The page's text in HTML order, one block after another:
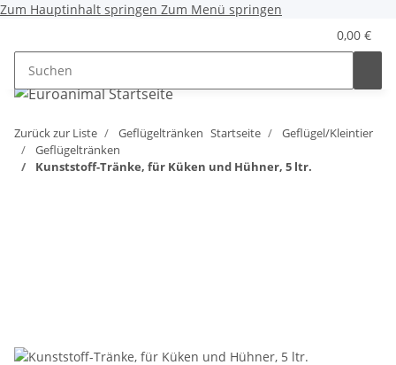
Zum Hauptinhalt springen Zum Menü springen
0,00 €
Zurück zur Liste Geflügeltränken Startseite
Geflügel/Kleintier
Geflügeltränken
Kunststoff-Tränke, für Küken und Hühner, 5 ltr.